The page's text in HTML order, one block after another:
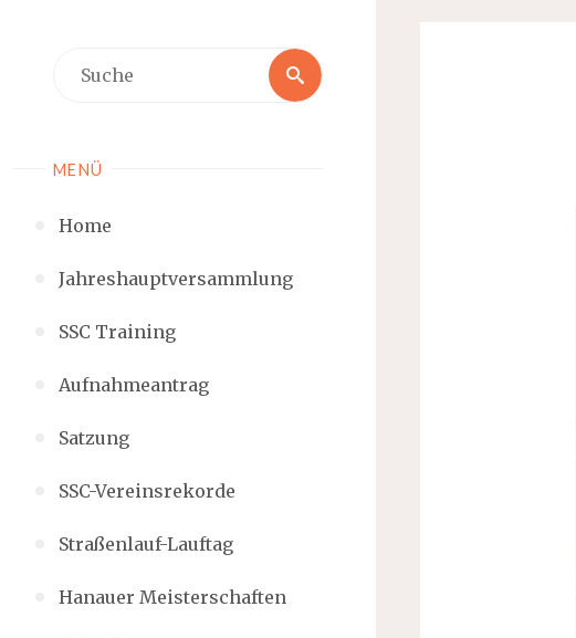
MENÜ
Home
Jahreshauptversammlung
SSC Training
Aufnahmeantrag
Satzung
SSC-Vereinsrekorde
Straßenlauf-Lauftag
Hanauer Meisterschaften